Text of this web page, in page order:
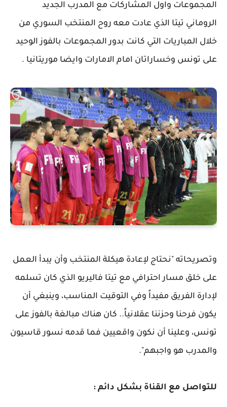
المجموعات واول المشاركات مع المدرب الجديد
الروماني تيتا الذي عادت معه روح المنتخب السوري من
خلال المباريات التي كانت بدور المجموعات بالفوز الوحيد
على تونس وخساراتان امام الامارات وايضا موريتانيا .
وتصريحاته "نحتاج لإعادة هيكلة المنتخب وأن يبدأ العمل
على خلق مسار احترافي مع تيتا فاليريو الذي كان تسلمه
لإدارة الفريق مفيداً وفي التوقيت المناسب، وينبغي أن
يكون فرحنا وحزننا عقلانياً.. كان هناك مبالغة بالفوز على
تونس، وعلينا أن نكون واقعيين فما قدمه نسور قاسيون
والمدرب هو واجبهم".
للتواصل مع القناة بشكل دائم :